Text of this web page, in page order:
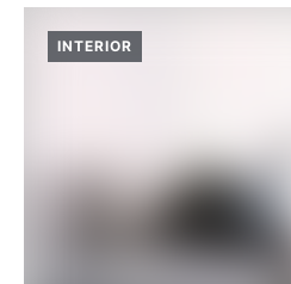
INTERIOR